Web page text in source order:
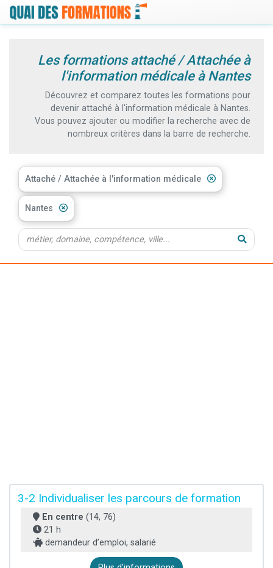
Les formations attaché / Attachée à
l'information médicale à Nantes
Découvrez et comparez toutes les formations pour
devenir attaché à l'information médicale à Nantes.
Vous pouvez ajouter ou modifier la recherche avec de
nombreux critères dans la barre de recherche.
Attaché / Attachée à l'information médicale
Nantes
3-2 Individualiser les parcours de formation
En centre (14, 76)
21 h
demandeur d’emploi, salarié